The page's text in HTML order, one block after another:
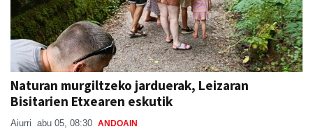
Naturan murgiltzeko jarduerak, Leizaran
Bisitarien Etxearen eskutik
Aiurri abu 05, 08:30 ANDOAIN